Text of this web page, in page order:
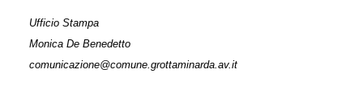
Ufficio Stampa
Monica De Benedetto
comunicazione@comune.grottaminarda.av.it